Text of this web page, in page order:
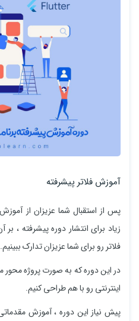
آموزش فلاتر پیشرفته
پس از استقبال شما عزیزان از
زیاد برای انتشار دوره پیشرفته ،
فلاتر رو برای شما عزیزان تدارک ببینیم.
در این دوره که به صورت پروژه
اینترنتی رو با هم طراحی کنیم.
پیش نیاز این دوره ، آموزش